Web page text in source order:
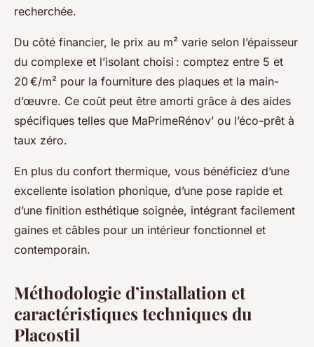
recherchée.
Du côté financier, le prix au m² varie selon l’épaisseur
du complexe et l’isolant choisi : comptez entre 5 et
20 €/m² pour la fourniture des plaques et la main-
d’œuvre. Ce coût peut être amorti grâce à des aides
spécifiques telles que MaPrimeRénov’ ou l’éco-prêt à
taux zéro.
En plus du confort thermique, vous bénéficiez d’une
excellente isolation phonique, d’une pose rapide et
d’une finition esthétique soignée, intégrant facilement
gaines et câbles pour un intérieur fonctionnel et
contemporain.
Méthodologie d’installation et
caractéristiques techniques du
Placostil